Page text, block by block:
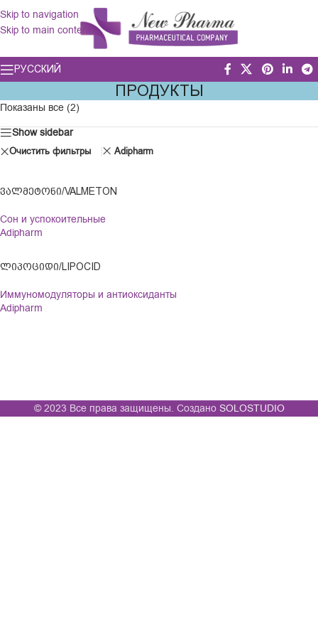
Skip to navigation
Skip to main content
РУССКИЙ
ПРОДУКТЫ
Показаны все (2)
Show sidebar
Очистить фильтры Adipharm
ᲕᲐᲚᲛᲔᲢᲝᲜᲘ/VALMETON
Сон и успокоительные
Adipharm
ᲚᲘᲞᲝᲪᲘᲓᲘ/LIPOCID
Иммуномодуляторы и антиоксиданты
Adipharm
© 2023 Все права защищены. Создано SOLOSTUDIO